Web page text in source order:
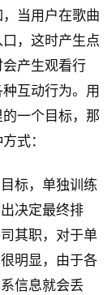
当用户在歌曲
，这时产生点
产生观看行
互动行为。用
一个目标，那
式：
标，单独训练
决定最终排
其职，对于单
明显，由于各
信息就会丢